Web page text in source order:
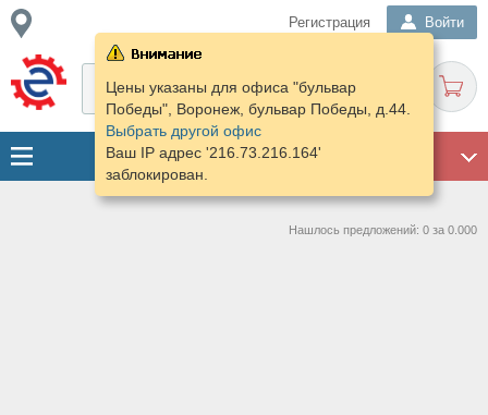
Регистрация Войти
Цены указаны для офиса "бульвар
Победы", Воронеж, бульвар Победы, д.44.
Выбрать другой офис
Ваш IP адрес '216.73.216.164'
заблокирован.
Нашлось предложений: 0 за 0.000